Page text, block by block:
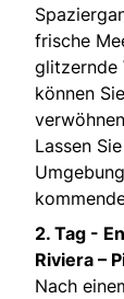
frische
glitzernde
können
Lassen
2. Tag -
Riviera –
Nach